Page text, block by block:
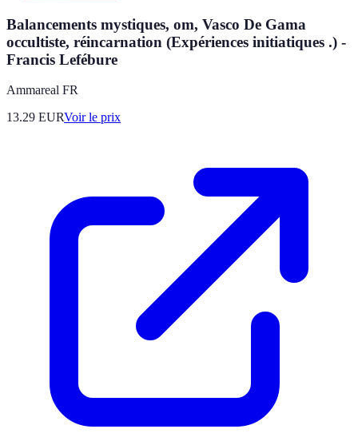
Balancements mystiques, om, Vasco De Gama
occultiste, réincarnation (Expériences initiatiques .) -
Francis Lefébure
Ammareal FR
13.29 EURVoir le prix